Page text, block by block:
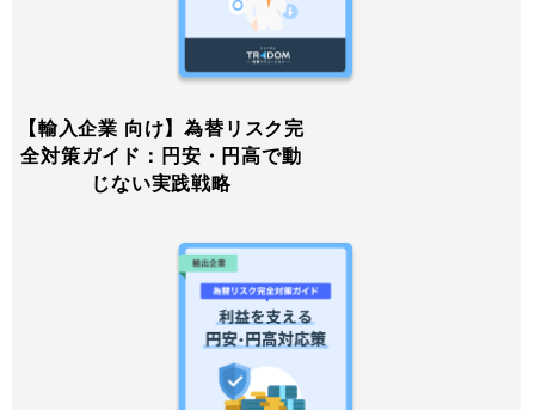
【輸入企業 向け】為替リスク完
全対策ガイド：円安・円高で動
じない実践戦略